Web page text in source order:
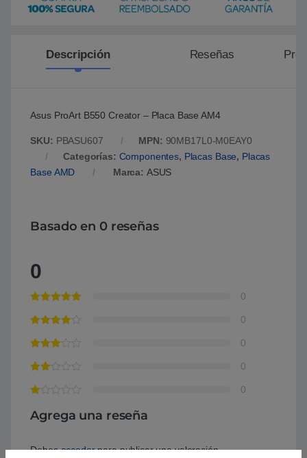
Descripción Reseñas
Asus ProArt B550 Creator – Placa Base AM4
SKU: PBASU607 MPN: 90MB17L0-M0EAY0
Categorías: Componentes, Placas Base, Placas
Base AMD
Marca: ASUS
Basado en 0 reseñas
0
0
0
0
0
0
Agrega una reseña
Debesaccederpara publicar una valoración.